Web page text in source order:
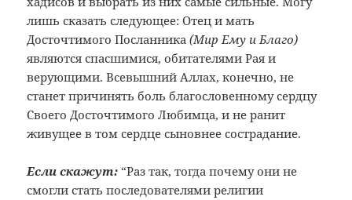
лишь сказать следующее: Отец и мать
Досточтимого Посланника(Мир Ему и Благо)
являются спасшимися, обитателями Рая и
верующими. Всевышний Аллах, конечно, не
станет причинять боль благословенному сердцу
Своего Досточтимого Любимца, и не ранит
живущее в том сердце сыновнее сострадание.
Если скажут: “Раз так, тогда почему они не
смогли стать последователями религии